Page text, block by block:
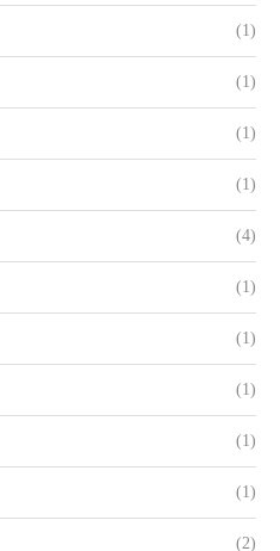
(1)
(1)
(1)
(1)
(4)
(1)
(1)
(1)
(1)
(1)
(2)